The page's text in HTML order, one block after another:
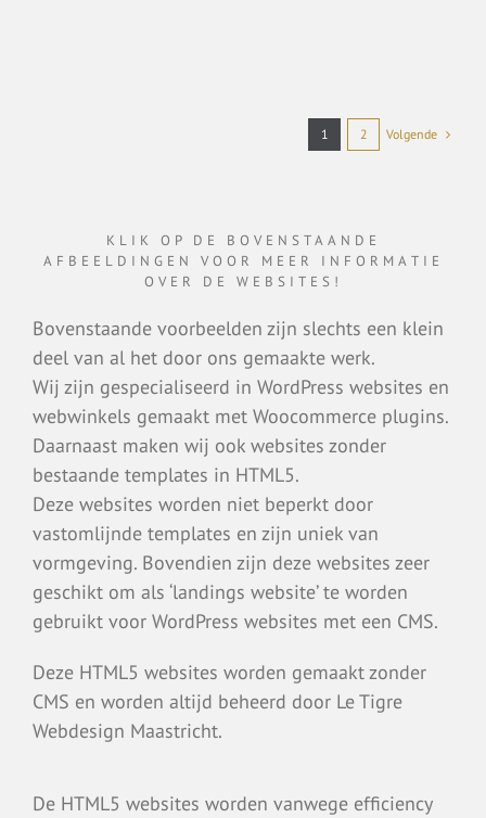
1 2 Volgende
KLIK OP DE BOVENSTAANDE
AFBEELDINGEN VOOR MEER INFORMATIE
OVER DE WEBSITES!
Bovenstaande voorbeelden zijn slechts een klein
deel van al het door ons gemaakte werk.
Wij zijn gespecialiseerd in WordPress websites en
webwinkels gemaakt met Woocommerce plugins.
Daarnaast maken wij ook websites zonder
bestaande templates in HTML5.
Deze websites worden niet beperkt door
vastomlijnde templates en zijn uniek van
vormgeving. Bovendien zijn deze websites zeer
geschikt om als ‘landings website’ te worden
gebruikt voor WordPress websites met een CMS.
Deze HTML5 websites worden gemaakt zonder
CMS en worden altijd beheerd door Le Tigre
Webdesign Maastricht.
De HTML5 websites worden vanwege efficiency